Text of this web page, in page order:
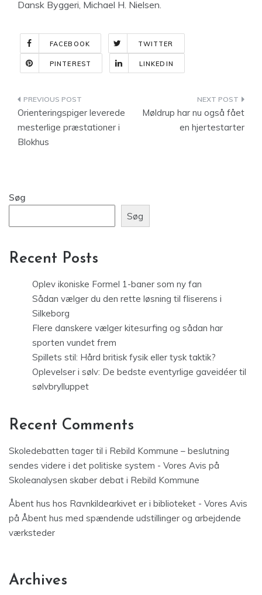
Dansk Byggeri, Michael H. Nielsen.
FACEBOOK TWITTER
PINTEREST LINKEDIN
Indlægsnavigation
Orienteringspiger leverede
mesterlige præstationer i
Blokhus
Møldrup har nu også fået
en hjertestarter
Søg
Søg
Recent Posts
Oplev ikoniske Formel 1-baner som ny fan
Sådan vælger du den rette løsning til fliserens i
Silkeborg
Flere danskere vælger kitesurfing og sådan har
sporten vundet frem
Spillets stil: Hård britisk fysik eller tysk taktik?
Oplevelser i sølv: De bedste eventyrlige gaveidéer til
sølvbrylluppet
Recent Comments
Skoledebatten tager til i Rebild Kommune – beslutning
sendes videre i det politiske system - Vores Avis på
Skoleanalysen skaber debat i Rebild Kommune
Åbent hus hos Ravnkildearkivet er i biblioteket - Vores Avis
på Åbent hus med spændende udstillinger og arbejdende
værksteder
Archives